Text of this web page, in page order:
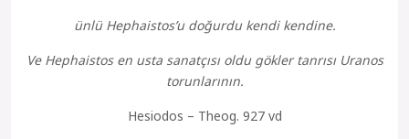
ünlü Hephaistos’u doğurdu kendi kendine.
Ve Hephaistos en usta sanatçısı oldu gökler tanrısı Uranos
torunlarının.
Hesiodos – Theog. 927 vd